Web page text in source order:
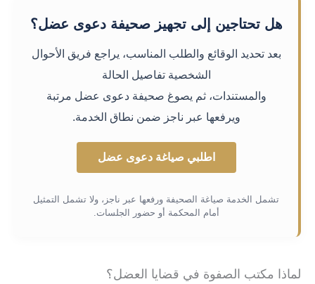
هل تحتاجين إلى تجهيز صحيفة دعوى عضل؟
بعد تحديد الوقائع والطلب المناسب، يراجع فريق الأحوال
الشخصية تفاصيل الحالة
والمستندات، ثم يصوغ صحيفة دعوى عضل مرتبة
ويرفعها عبر ناجز ضمن نطاق الخدمة.
اطلبي صياغة دعوى عضل
تشمل الخدمة صياغة الصحيفة ورفعها عبر ناجز، ولا تشمل التمثيل
أمام المحكمة أو حضور الجلسات.
لماذا مكتب الصفوة في قضايا العضل؟